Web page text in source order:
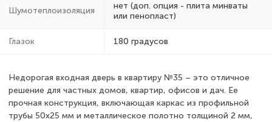
Шумотеплоизоляция
нет (доп. опция - плита минваты
или пенопласт)
Глазок 180 градусов
Недорогая входная дверь в квартиру №35 – это отличное
решение для частных домов, квартир, офисов и дач. Ее
прочная конструкция, включающая каркас из профильной
трубы 50х25 мм и металлическое полотно толщиной 2 мм,